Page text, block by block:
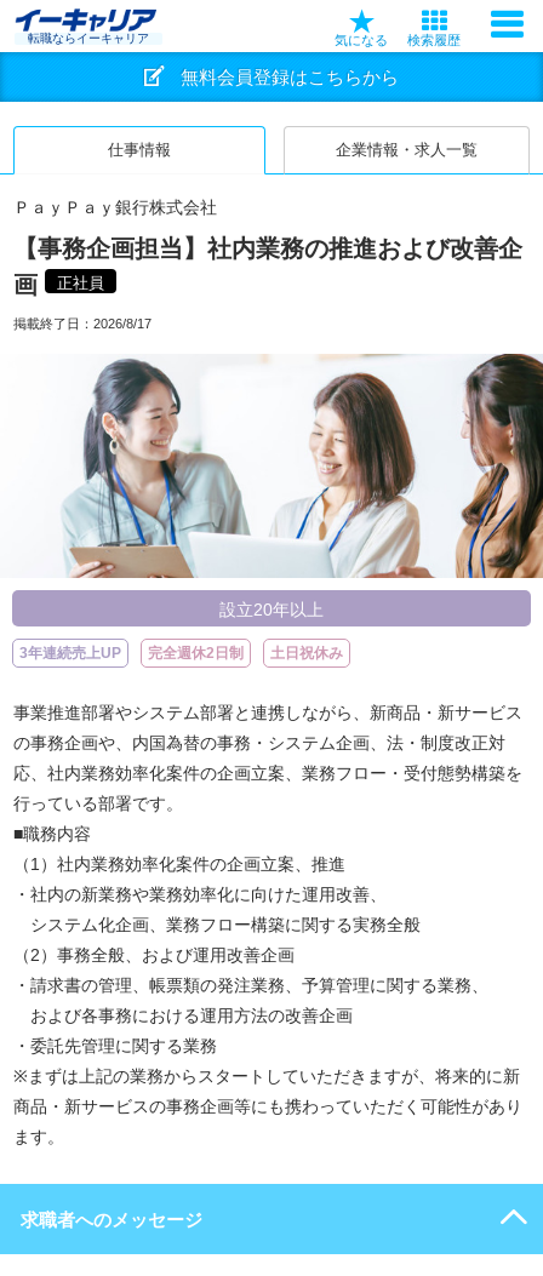
転職ならイーキャリア 気になる 検索履歴
無料会員登録はこちらから
仕事情報 企業情報・求人一覧
ＰａｙＰａｙ銀行株式会社
【事務企画担当】社内業務の推進および改善企
画
正社員
掲載終了日： 2026/8/17
設立20年以上
3年連続売上UP 完全週休2日制 土日祝休み
事業推進部署やシステム部署と連携しながら、新商品・新サービス
の事務企画や、内国為替の事務・システム企画、法・制度改正対
応、社内業務効率化案件の企画立案、業務フロー・受付態勢構築を
行っている部署です。
■職務内容
（1）社内業務効率化案件の企画立案、推進
・社内の新業務や業務効率化に向けた運用改善、
システム化企画、業務フロー構築に関する実務全般
（2）事務全般、および運用改善企画
・請求書の管理、帳票類の発注業務、予算管理に関する業務、
および各事務における運用方法の改善企画
・委託先管理に関する業務
※まずは上記の業務からスタートしていただきますが、将来的に新
商品・新サービスの事務企画等にも携わっていただく可能性があり
ます。
求職者へのメッセージ